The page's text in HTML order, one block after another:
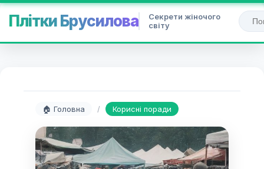
Плітки Брусилова
Секрети жіночого
світу
🏠 Головна / Корисні поради